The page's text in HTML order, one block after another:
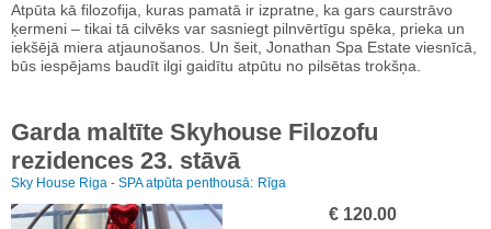
Atpūta kā filozofija, kuras pamatā ir izpratne, ka gars caurstrāvo
ķermeni – tikai tā cilvēks var sasniegt pilnvērtīgu spēka, prieka un
iekšējā miera atjaunošanos. Un šeit, Jonathan Spa Estate viesnīcā,
būs iespējams baudīt ilgi gaidītu atpūtu no pilsētas trokšņa.
Garda maltīte Skyhouse Filozofu
rezidences 23. stāvā
Sky House Riga - SPA atpūta penthousā: Rīga
€ 120.00